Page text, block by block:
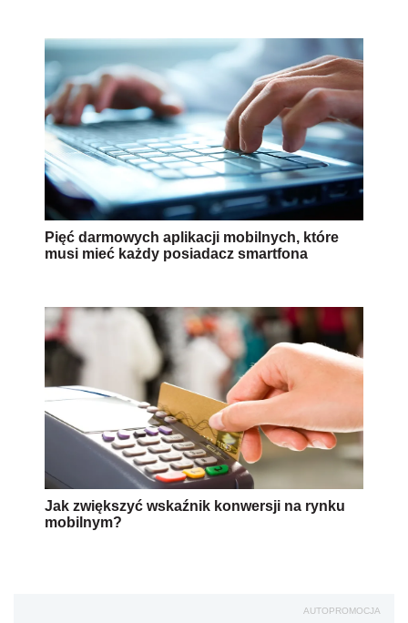
Pięć darmowych aplikacji mobilnych, które
musi mieć każdy posiadacz smartfona
Jak zwiększyć wskaźnik konwersji na rynku
mobilnym?
AUTOPROMOCJA